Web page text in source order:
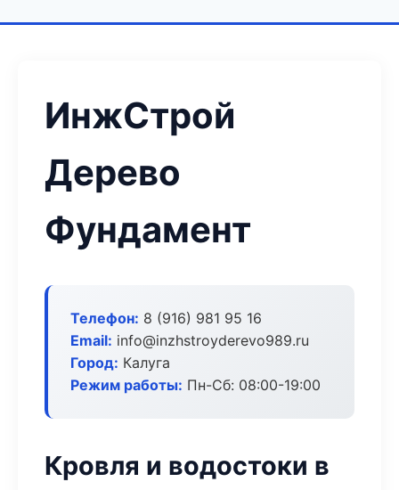
ИнжСтрой
Дерево
Фундамент
Телефон: 8 (916) 981 95 16
Email: info@inzhstroyderevo989.ru
Город: Калуга
Режим работы: Пн-Сб: 08:00-19:00
Кровля и водостоки в